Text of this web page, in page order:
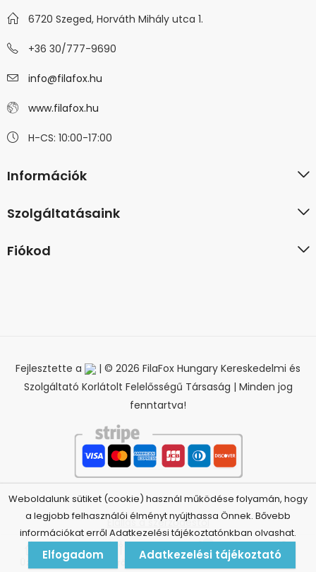
6720 Szeged, Horváth Mihály utca 1.
+36 30/777-9690
info@filafox.hu
www.filafox.hu
H-CS: 10:00-17:00
Információk
Szolgáltatásaink
Fiókod
Fejlesztette a
| © 2026 FilaFox Hungary Kereskedelmi és
Szolgáltató Korlátolt Felelősségű Társaság | Minden jog
fenntartva!
Üzlet Szűrők Kosár Fiók
Weboldalunk sütiket (cookie) használ működése folyamán, hogy
a legjobb felhasználói élményt nyújthassa Önnek. Bővebb
információkat erről Adatkezelési tájékoztatónkban olvashat.
Elfogadom Adatkezelési tájékoztató
Elállás a szerződéstől